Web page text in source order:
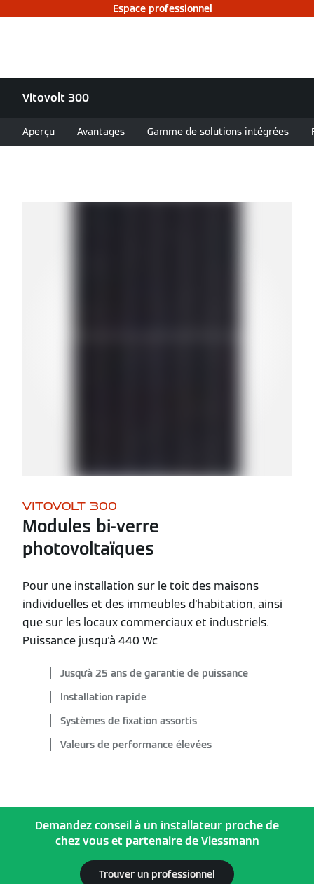
Espace professionnel
Vitovolt 300
Aperçu Avantages Gamme de solutions intégrées
VITOVOLT 300
Modules bi-verre
photovoltaïques
Pour une installation sur le toit des maisons
individuelles et des immeubles d'habitation, ainsi
que sur les locaux commerciaux et industriels.
Puissance jusqu'à 440 Wc
Jusqu'à 25 ans de garantie de puissance
Installation rapide
Systèmes de fixation assortis
Valeurs de performance élevées
Demandez conseil à un installateur proche de
chez vous et partenaire de Viessmann
Trouver un professionnel